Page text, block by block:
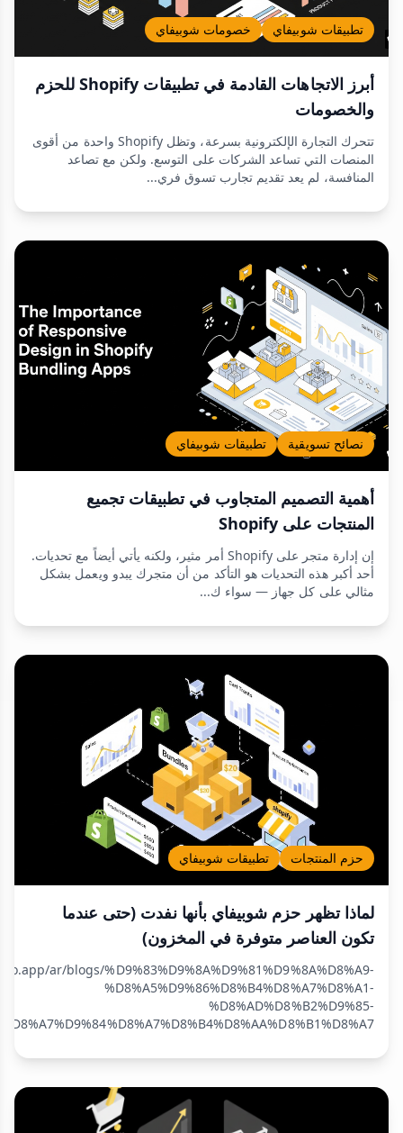
تطبيقات شوبيفاي خصومات شوبيفاي
أبرز الاتجاهات القادمة في تطبيقات Shopify للحزم
والخصومات
تتحرك التجارة الإلكترونية بسرعة، وتظل Shopify واحدة من أقوى
المنصات التي تساعد الشركات على التوسع. ولكن مع تصاعد
المنافسة، لم يعد تقديم تجارب تسوق فري...
نصائح تسويقية تطبيقات شوبيفاي
أهمية التصميم المتجاوب في تطبيقات تجميع
المنتجات على Shopify
إن إدارة متجر على Shopify أمر مثير، ولكنه يأتي أيضاً مع تحديات.
أحد أكبر هذه التحديات هو التأكد من أن متجرك يبدو ويعمل بشكل
مثالي على كل جهاز — سواء ك...
حزم المنتجات تطبيقات شوبيفاي
لماذا تظهر حزم شوبيفاي بأنها نفدت (حتى عندما
تكون العناصر متوفرة في المخزون)
ar/blogs/%D9%83%D9%8A%D9%81%D9%8A%D8%A9-
%D8%A5%D9%86%D8%B4%D8%A7%D8%A1-
%D8%AD%D8%B2%D9%85-
%D8%A7%D9%84%D8%A7%D8%B4%D8%AA%D8%B1%D8%A7...